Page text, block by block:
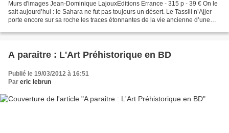
Murs d'images Jean-Dominique LajouxEditions Errance - 315 p - 39 € On le
sait aujourd’hui : le Sahara ne fut pas toujours un désert. Le Tassili n’Ajjer
porte encore sur sa roche les traces étonnantes de la vie ancienne d’une
A paraitre : L'Art Préhistorique en BD
Publié le 19/03/2012 à 16:51
Par eric lebrun